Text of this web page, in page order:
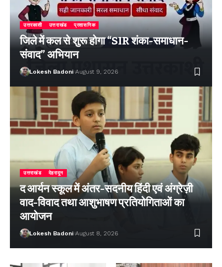
उत्तरकाशी उत्तराखंड प्रशासनिक
जिले में कल से शुरू होगा “SIR शंका-समाधान-
संवाद” अभियान
Lokesh Badoni August 9, 2026
उत्तराखंड देहरादून
द आर्यन स्कूल में अंतर-सदनीय हिंदी एवं अंग्रेज़ी
वाद-विवाद तथा आशुभाषण प्रतियोगिताओं का
आयोजन
Lokesh Badoni August 8, 2026